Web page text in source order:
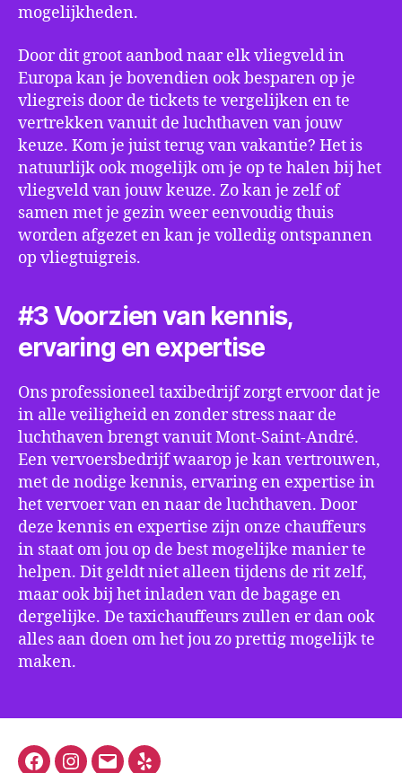
mogelijkheden.
Door dit groot aanbod naar elk vliegveld in
Europa kan je bovendien ook besparen op je
vliegreis door de tickets te vergelijken en te
vertrekken vanuit de luchthaven van jouw
keuze. Kom je juist terug van vakantie? Het is
natuurlijk ook mogelijk om je op te halen bij het
vliegveld van jouw keuze. Zo kan je zelf of
samen met je gezin weer eenvoudig thuis
worden afgezet en kan je volledig ontspannen
op vliegtuigreis.
#3 Voorzien van kennis,
ervaring en expertise
Ons professioneel taxibedrijf zorgt ervoor dat je
in alle veiligheid en zonder stress naar de
luchthaven brengt vanuit Mont-Saint-André.
Een vervoersbedrijf waarop je kan vertrouwen,
met de nodige kennis, ervaring en expertise in
het vervoer van en naar de luchthaven. Door
deze kennis en expertise zijn onze chauffeurs
in staat om jou op de best mogelijke manier te
helpen. Dit geldt niet alleen tijdens de rit zelf,
maar ook bij het inladen van de bagage en
dergelijke. De taxichauffeurs zullen er dan ook
alles aan doen om het jou zo prettig mogelijk te
maken.